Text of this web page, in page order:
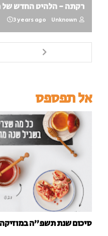
רקתה - הלהיט החדש של
Unknown
3 years ago
אל תפספס
סיכום שנת תשפ"ה